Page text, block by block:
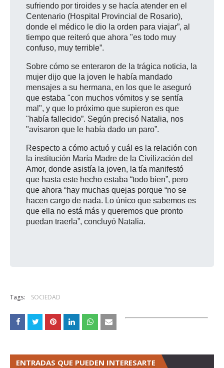
sufriendo por tiroides y se hacía atender en el
Centenario (Hospital Provincial de Rosario),
donde el médico le dio la orden para viajar”, al
tiempo que reiteró que ahora "es todo muy
confuso, muy terrible”.
Sobre cómo se enteraron de la trágica noticia, la
mujer dijo que la joven le había mandado
mensajes a su hermana, en los que le aseguró
que estaba "con muchos vómitos y se sentía
mal", y que lo próximo que supieron es que
"había fallecido”. Según precisó Natalia, nos
"avisaron que le había dado un paro”.
Respecto a cómo actuó y cuál es la relación con
la institución María Madre de la Civilización del
Amor, donde asistía la joven, la tía manifestó
que hasta este hecho estaba “todo bien”, pero
que ahora “hay muchas quejas porque “no se
hacen cargo de nada. Lo único que sabemos es
que ella no está más y queremos que pronto
puedan traerla”, concluyó Natalia.
Tags: SOCIEDAD
ENTRADAS QUE PUEDEN INTERESARTE